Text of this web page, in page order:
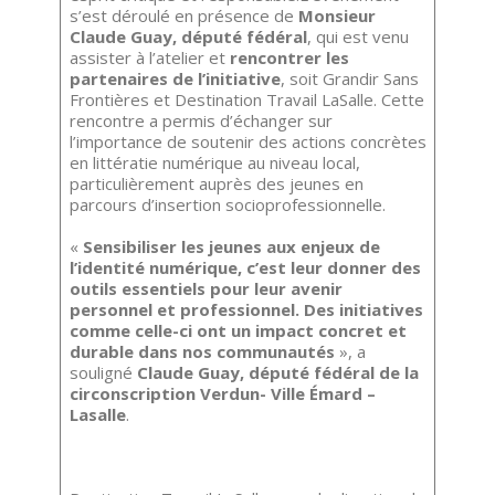
s’est déroulé en présence de Monsieur
Claude Guay, député fédéral, qui est venu
assister à l’atelier et rencontrer les
partenaires de l’initiative, soit Grandir Sans
Frontières et Destination Travail LaSalle. Cette
rencontre a permis d’échanger sur
l’importance de soutenir des actions concrètes
en littératie numérique au niveau local,
particulièrement auprès des jeunes en
parcours d’insertion socioprofessionnelle.
« Sensibiliser les jeunes aux enjeux de
l’identité numérique, c’est leur donner des
outils essentiels pour leur avenir
personnel et professionnel. Des initiatives
comme celle-ci ont un impact concret et
durable dans nos communautés », a
souligné Claude Guay, député fédéral de la
circonscription Verdun- Ville Émard –
Lasalle.